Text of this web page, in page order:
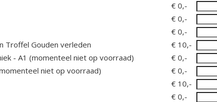
€ 0,-
€ 0,-
€ 0,-
Troffel Gouden verleden
€ 10,-
- A1 (momenteel niet op voorraad)
€ 0,-
niet op voorraad)
€ 0,-
€ 10,-
€ 0,-